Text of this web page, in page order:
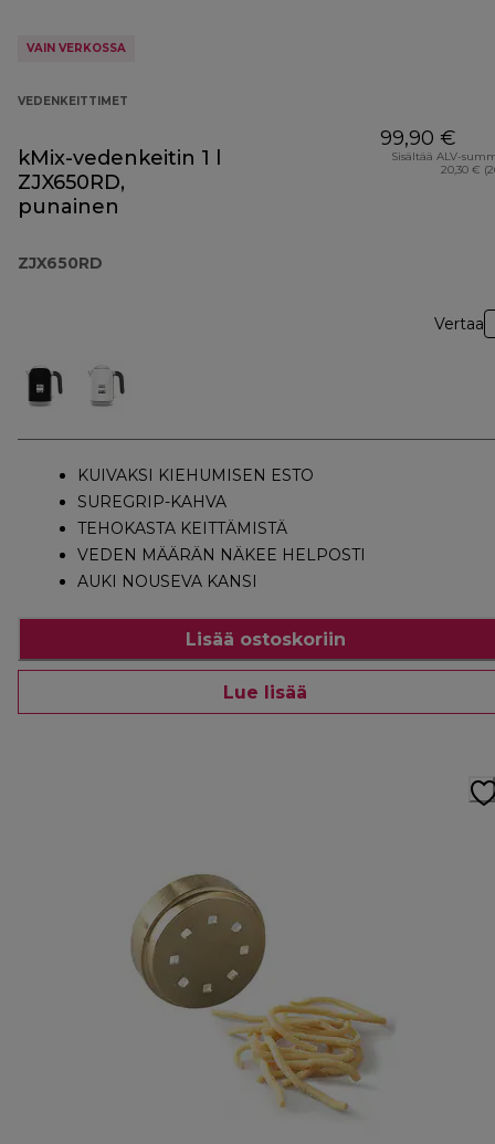
VAIN VERKOSSA
VEDENKEITTIMET
kMix-vedenkeitin 1 l
ZJX650RD,
punainen
ZJX650RD
99,90 €
Sisältää ALV-
20,30 €
Vertaa
KUIVAKSI KIEHUMISEN ESTO
SUREGRIP-KAHVA
TEHOKASTA KEITTÄMISTÄ
VEDEN MÄÄRÄN NÄKEE HELPOSTI
AUKI NOUSEVA KANSI
Lisää ostoskoriin
Lue lisää